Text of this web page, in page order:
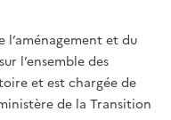
l’aménagement et du
l’ensemble des
et est chargée de
de la Transition